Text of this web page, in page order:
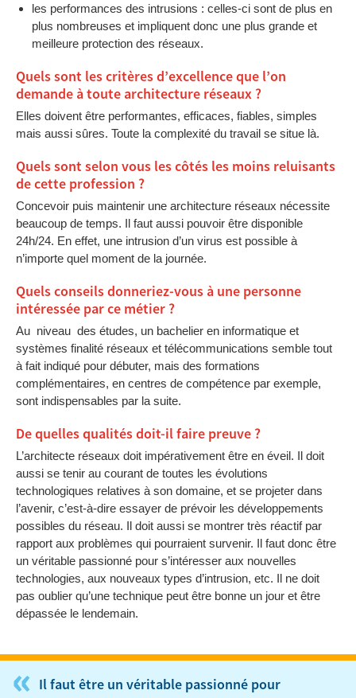
les performances des intrusions : celles-ci sont de plus en
plus nombreuses et impliquent donc une plus grande et
meilleure protection des réseaux.
Quels sont les critères d’excellence que l’on
demande à toute architecture réseaux ?
Elles doivent être performantes, efficaces, fiables, simples
mais aussi sûres. Toute la complexité du travail se situe là.
Quels sont selon vous les côtés les moins reluisants
de cette profession ?
Concevoir puis maintenir une architecture réseaux nécessite
beaucoup de temps. Il faut aussi pouvoir être disponible
24h/24. En effet, une intrusion d’un virus est possible à
n’importe quel moment de la journée.
Quels conseils donneriez-vous à une personne
intéressée par ce métier ?
Au niveau des études, un bachelier en informatique et
systèmes finalité réseaux et télécommunications semble tout
à fait indiqué pour débuter, mais des formations
complémentaires, en centres de compétence par exemple,
sont indispensables par la suite.
De quelles qualités doit-il faire preuve ?
L’architecte réseaux doit impérativement être en éveil. Il doit
aussi se tenir au courant de toutes les évolutions
technologiques relatives à son domaine, et se projeter dans
l’avenir, c’est-à-dire essayer de prévoir les développements
possibles du réseau. Il doit aussi se montrer très réactif par
rapport aux problèmes qui pourraient survenir. Il faut donc être
un véritable passionné pour s’intéresser aux nouvelles
technologies, aux nouveaux types d’intrusion, etc. Il ne doit
pas oublier qu’une technique peut être bonne un jour et être
dépassée le lendemain.
« Il faut être un véritable passionné pour